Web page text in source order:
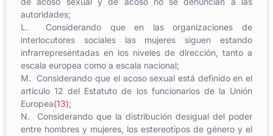
autoridades;
L. Considerando que en las organizaciones de
interlocutores sociales las mujeres siguen estando
infrarrepresentadas en los niveles de dirección, tanto a
escala europea como a escala nacional;
M. Considerando que el acoso sexual está definido en el
artículo 12 del Estatuto de los funcionarios de la Unión
Europea(13);
N. Considerando que la distribución desigual del poder
entre hombres y mujeres, los estereotipos de género y el